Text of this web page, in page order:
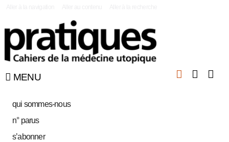
MENU
qui sommes-nous
n° parus
s’abonner